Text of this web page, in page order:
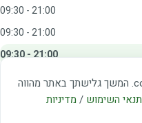
באתר זה נעשה שימוש בקבצי cookies. המשך גלישתך באתר מהווה
תנאי השימוש / מדיניות
09:30 - 21:00
09:30 - 21:00
09:30 - 21:00
09:00 - 15:00
20:00 - 23:00